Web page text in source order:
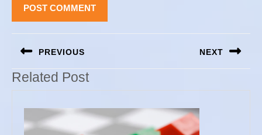
Navigation
de
l’article
PREVIOUS
Previous
post:
NEXT
post:
Related Post